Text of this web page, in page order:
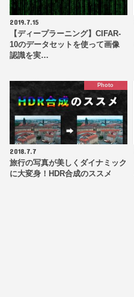
2019.7.15
【ディープラーニング】CIFAR-
10のデータセットを使って画像
認識を実…
Photo
2018.7.7
旅行の写真が美しくダイナミック
に大変身！HDR合成のススメ